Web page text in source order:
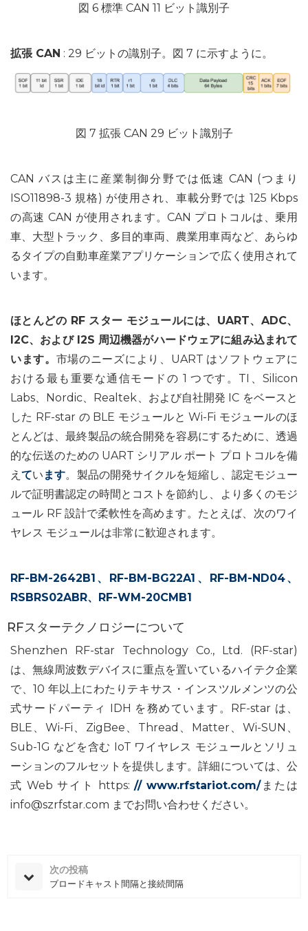
図 6 標準 CAN 11 ビット識別子
拡張 CAN : 29 ビットの識別子。図 7 に示すように。
図 7 拡張 CAN 29 ビット識別子
CAN バスは主に産業制御分野では低速 CAN (つまり
ISO11898-3 規格) が使用され、車載分野では 125 Kbps
の高速 CAN が使用されます。CAN プロトコルは、乗用
車、大型トラック、多目的車両、農業用車両など、あらゆ
るタイプの自動車産業アプリケーションで広く使用されて
います。
ほとんどの RF スター モジュールには、UART、ADC、
I2C、および I2S 周辺機器がハードウェアに組み込まれて
います。 市場のニーズにより、UART はソフトウェアに
おける最も重要な通信モードの 1 つです。TI、Silicon
Labs、Nordic、Realtek、および自社開発 IC をベースと
した RF-star の BLE モジュールと Wi-Fi モジュールのほ
とんどは、最終製品の統合開発を容易にするために、透過
的な伝送のための UART シリアル ポート プロトコルを備
えてい ます。製品の開発サイクルを短縮し、認定モジュー
ルで証明書認定の時間とコストを節約し、より多くのモジ
ュール RF 設計で柔軟性を高めます。たとえば、次のワイ
ヤレス モジュールは非常に歓迎されます。
RF-BM-2642B1 、 RF-BM-BG22A1 、 RF-BM-ND04、
RSBRS02ABR、 RF-WM-20CMB1
RFスターテクノロジーについて
Shenzhen RF-star Technology Co., Ltd. (RF-star)
は、無線周波数デバイスに重点を置いているハイテク企業
で、10 年以上にわたりテキサス・インスツルメンツの公
式サードパーティ IDH を務めています。RF-star は、
BLE、Wi-Fi、ZigBee、Thread、Matter、Wi-SUN、
Sub-1G などを含む IoT ワイヤレス モジュールとソリュ
ーションのフルセットを提供します。詳細については、公
式 Web サイト https: // www.rfstariot.com/または
info@szrfstar.com までお問い合わせください。
次の投稿
ブロードキャスト間隔と接続間隔